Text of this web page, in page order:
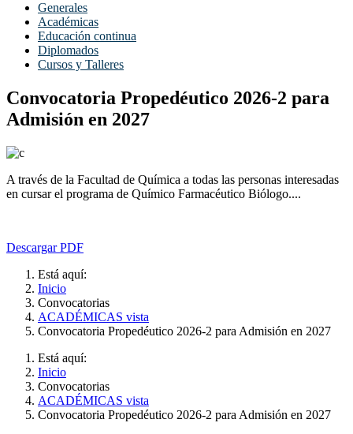
Generales
Académicas
Educación continua
Diplomados
Cursos y Talleres
Convocatoria Propedéutico 2026-2 para
Admisión en 2027
A través de la Facultad de Química a todas las personas interesadas
en cursar el programa de Químico Farmacéutico Biólogo....
Descargar PDF
Está aquí:
Inicio
Convocatorias
ACADÉMICAS vista
Convocatoria Propedéutico 2026-2 para Admisión en 2027
Está aquí:
Inicio
Convocatorias
ACADÉMICAS vista
Convocatoria Propedéutico 2026-2 para Admisión en 2027